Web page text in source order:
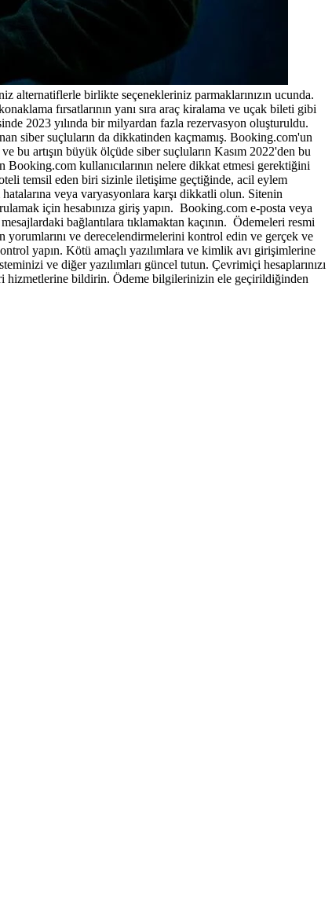
alternatiflerle birlikte seçenekleriniz parmaklarınızın ucunda.
fırsatlarının yanı sıra araç kiralama ve uçak bileti gibi
2023 yılında bir milyardan fazla rezervasyon oluşturuldu.
siber suçluların da dikkatinden kaçmamış. Booking.com'un
bu artışın büyük ölçüde siber suçluların Kasım 2022'den bu
kullanıcılarının nelere dikkat etmesi gerektiğini
temsil eden biri sizinle iletişime geçtiğinde, acil eylem
veya varyasyonlara karşı dikkatli olun. Sitenin
için hesabınıza giriş yapın. Booking.com e-posta veya
bağlantılara tıklamaktan kaçının. Ödemeleri resmi
yorumlarını ve derecelendirmelerini kontrol edin ve gerçek ve
yapın. Kötü amaçlı yazılımlara ve kimlik avı girişimlerine
ve diğer yazılımları güncel tutun. Çevrimiçi hesaplarınızı
hizmetlerine bildirin. Ödeme bilgilerinizin ele geçirildiğinden